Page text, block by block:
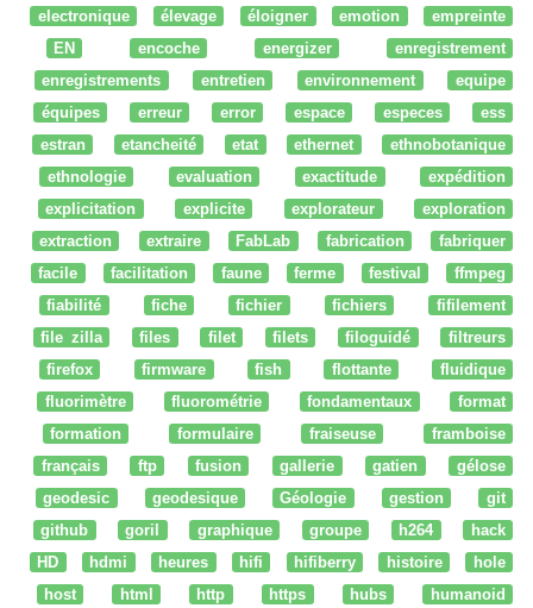
electronique élevage éloigner emotion
empreinte
EN
encoche energizer
enregistrement
enregistrements
entretien environnement
equipe
équipes
erreur error espace especes
ess
estran
etancheité etat ethernet
ethnobotanique
ethnologie
evaluation exactitude
expédition
explicitation
explicite explorateur
exploration
extraction
extraire FabLab fabrication
fabriquer
facile
facilitation faune ferme festival
ffmpeg
fiabilité
fiche fichier fichiers
fifilement
file zilla
files filet filets filoguidé
filtreurs
firefox
firmware fish flottante
fluidique
fluorimètre
fluorométrie fondamentaux
format
formation
formulaire fraiseuse
framboise
français
ftp fusion gallerie gatien
gélose
geodesic
geodesique Géologie gestion
git
github
goril graphique groupe h264
hack
HD
hdmi heures hifi hifiberry histoire
hole
host
html http https hubs
humanoid